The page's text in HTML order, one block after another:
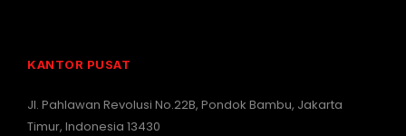
KANTOR PUSAT
Jl. Pahlawan Revolusi No.22B, Pondok Bambu, Jakarta
Timur, Indonesia 13430